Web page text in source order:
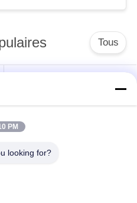
Tous
basse tension
Support de la lampe
PM
looking for?